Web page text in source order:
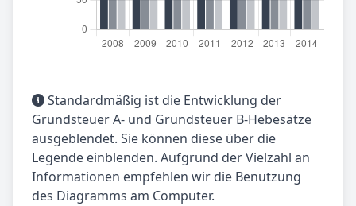
Standardmäßig ist die Entwicklung der
Grundsteuer A- und Grundsteuer B-Hebesätze
ausgeblendet. Sie können diese über die
Legende einblenden. Aufgrund der Vielzahl an
Informationen empfehlen wir die Benutzung
des Diagramms am Computer.